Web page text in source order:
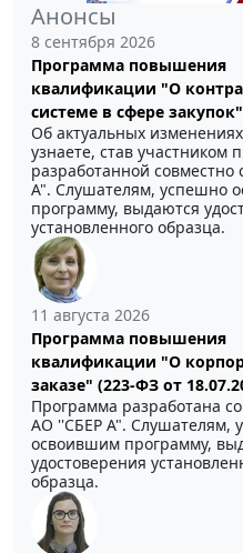
Анонсы
8 сентября 2026
Программа повышения
квалификации "О
системе в сфере
Об актуальных
узнаете, став участником
разработанной
А". Слушателям, успешно
программу, выдаются
установленного образца.
11 августа 2026
Программа повышения
квалификации "О
заказе" (223-ФЗ от
Программа разработана
АО ''СБЕР А". Слушателям,
освоившим программу,
удостоверения
образца.